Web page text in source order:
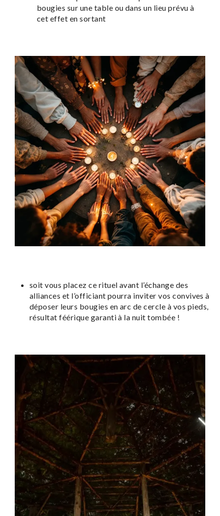
bougies sur une table ou dans un lieu prévu à
cet effet en sortant
soit vous placez ce rituel avant l’échange des
alliances et l’officiant pourra inviter vos convives à
déposer leurs bougies en arc de cercle à vos pieds,
résultat féérique garanti à la nuit tombée !